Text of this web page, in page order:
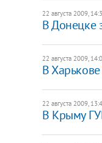
22 августа 2009,
В Донецке
22 августа 2009,
В
22 августа 2009,
В Крыму